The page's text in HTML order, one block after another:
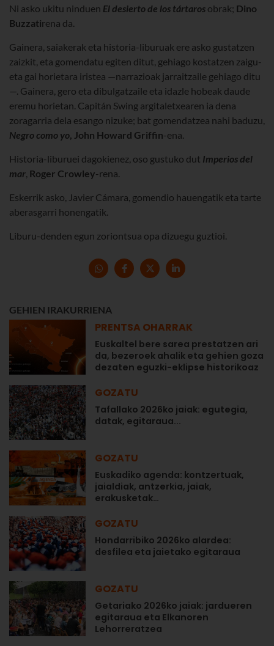
Ni asko ukitu ninduen El desierto de los tártaros obrak; Dino
Buzzatirena da.
Gainera, saiakerak eta historia-liburuak ere asko gustatzen
zaizkit, eta gomendatu egiten ditut, gehiago kostatzen zaigu-
eta gai horietara iristea —narrazioak jarraitzaile gehiago ditu
—. Gainera, gero eta dibulgatzaile eta idazle hobeak daude
eremu horietan. Capitán Swing argitaletxearen ia dena
zoragarria dela esango nizuke; bat gomendatzea nahi baduzu,
Negro como yo, John Howard Griffin-ena.
Historia-liburuei dagokienez, oso gustuko dut Imperios del
mar, Roger Crowley-rena.
Eskerrik asko, Javier Cámara, gomendio hauengatik eta tarte
aberasgarri honengatik.
Liburu-denden egun zoriontsua opa dizuegu guztioi.
GEHIEN IRAKURRIENA
PRENTSA OHARRAK
Euskaltel bere sarea prestatzen ari
da, bezeroek ahalik eta gehien goza
dezaten eguzki-eklipse historikoaz
GOZATU
Tafallako 2026ko jaiak: egutegia,
datak, egitaraua...
GOZATU
Euskadiko agenda: kontzertuak,
jaialdiak, antzerkia, jaiak,
erakusketak…
GOZATU
Hondarribiko 2026ko alardea:
desfilea eta jaietako egitaraua
GOZATU
Getariako 2026ko jaiak: jardueren
egitaraua eta Elkanoren
Lehorreratzea